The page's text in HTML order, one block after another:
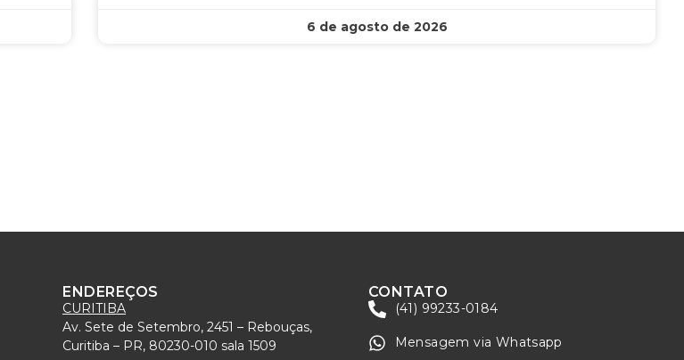
6 de agosto de 2026
ENDEREÇOS
CURITIBA
Av. Sete de Setembro, 2451 – Rebouças,
Curitiba – PR, 80230-010 sala 1509
CONTATO
(41) 99233-0184
Mensagem via Whatsapp